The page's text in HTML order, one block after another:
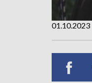
01.10.2023